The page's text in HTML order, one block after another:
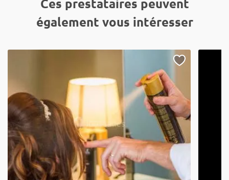
également vous intéresser